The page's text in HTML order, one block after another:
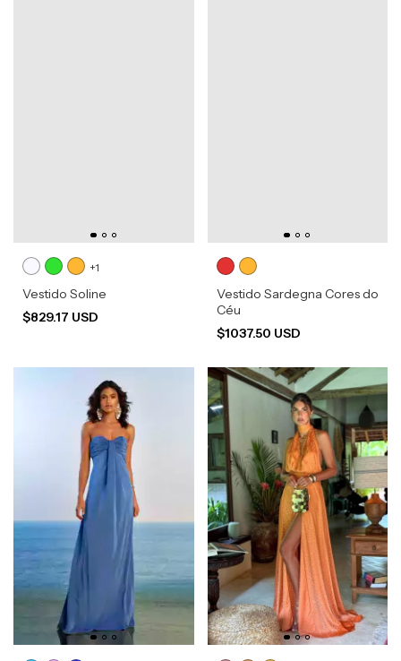
+1
Vestido Soline
$829.17 USD
Vestido Sardegna Cores do
Céu
$1037.50 USD